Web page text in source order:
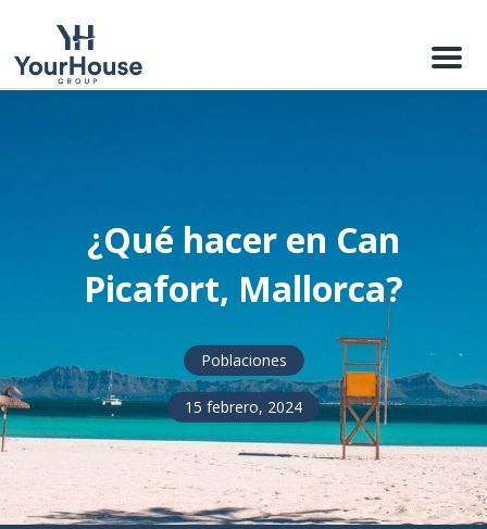
Menu
¿Qué hacer en Can
Picafort, Mallorca?
Poblaciones
15 febrero, 2024